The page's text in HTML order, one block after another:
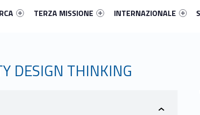
TERZA MISSIONE
INTERNAZIONALE
DESIGN THINKING